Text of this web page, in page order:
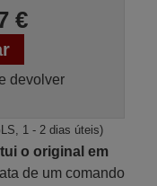
€
devolver
1 - 2 dias úteis)
o original em
de um comando